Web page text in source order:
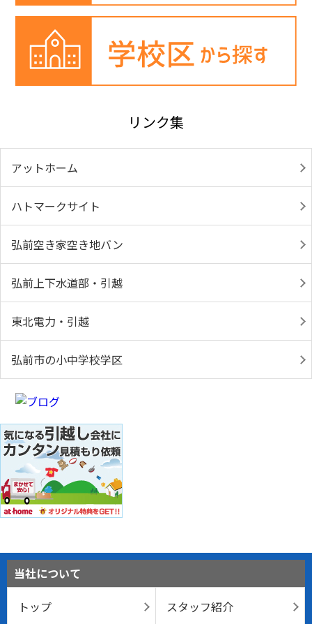
リンク集
アットホーム
ハトマークサイト
弘前空き家空き地バン
弘前上下水道部・引越
東北電力・引越
弘前市の小中学校学区
当社について
トップ
スタッフ紹介